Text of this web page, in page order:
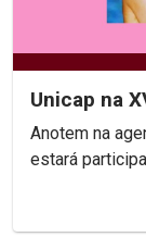
Unicap na
Anotem na
estará